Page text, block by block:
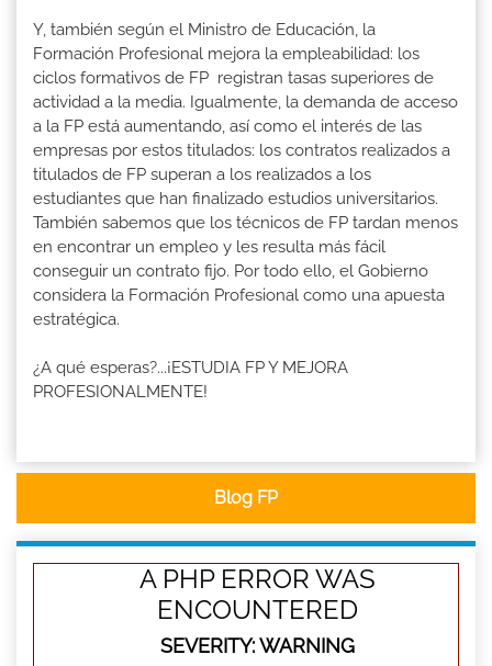
Y, también según el Ministro de Educación, la
Formación Profesional mejora la empleabilidad: los
ciclos formativos de FP registran tasas superiores de
actividad a la media. Igualmente, la demanda de acceso
a la FP está aumentando, así como el interés de las
empresas por estos titulados: los contratos realizados a
titulados de FP superan a los realizados a los
estudiantes que han finalizado estudios universitarios.
También sabemos que los técnicos de FP tardan menos
en encontrar un empleo y les resulta más fácil
conseguir un contrato fijo. Por todo ello, el Gobierno
considera la Formación Profesional como una apuesta
estratégica.
¿A qué esperas?...¡ESTUDIA FP Y MEJORA
PROFESIONALMENTE!
Blog FP
A PHP ERROR WAS
ENCOUNTERED
SEVERITY: WARNING